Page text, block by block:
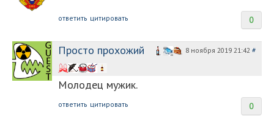
0
ответить цитировать
Просто прохожий 8 ноября 2019 21:42 #
Молодец мужик.
0
ответить цитировать